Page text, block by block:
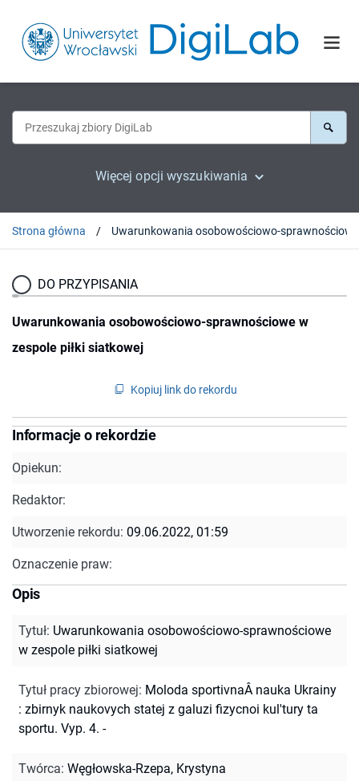
Więcej opcji wyszukiwania
Strona główna
DO PRZYPISANIA
Uwarunkowania osobowościowo-sprawnościowe w
zespole piłki siatkowej
Kopiuj link do rekordu
Informacje o rekordzie
Opiekun:
Redaktor:
Utworzenie rekordu: 09.06.2022, 01:59
Oznaczenie praw:
Opis
Tytuł: Uwarunkowania osobowościowo-sprawnościowe
w zespole piłki siatkowej
Tytuł pracy zbiorowej: Moloda sportivnaÂ nauka Ukrainy
: zbirnyk naukovych statej z galuzi fizycnoi kul'tury ta
sportu. Vyp. 4. -
Twórca: Węgłowska-Rzepa, Krystyna